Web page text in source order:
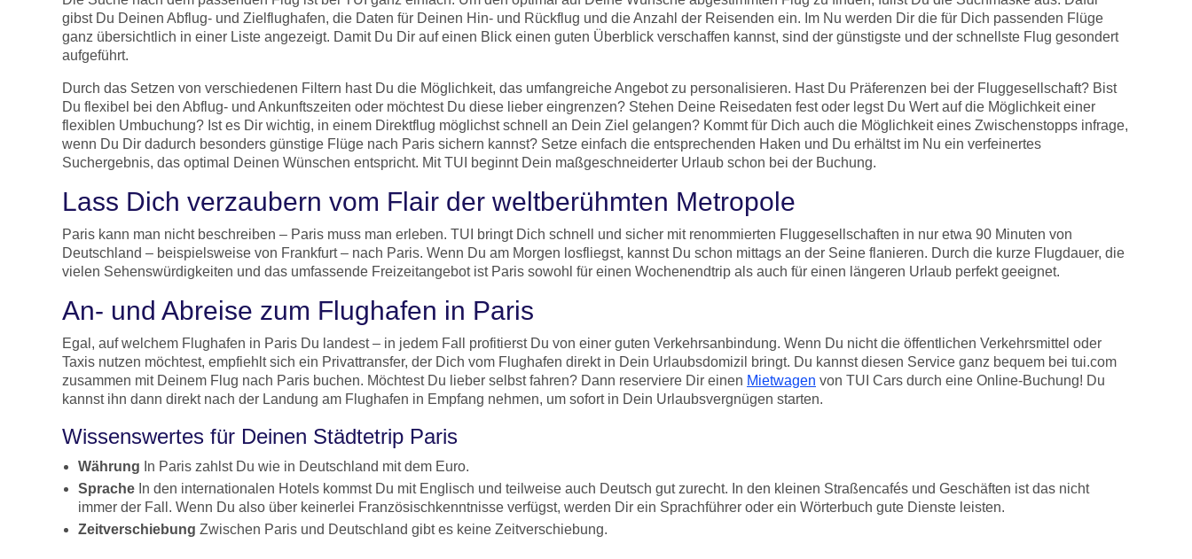
gibst Du Deinen Abflug- und Zielflughafen, die Daten für Deinen Hin- und Rückflug und die Anzahl der Reisenden ein. Im Nu werden Dir die für Dich passenden Flüge
ganz übersichtlich in einer Liste angezeigt. Damit Du Dir auf einen Blick einen guten Überblick verschaffen kannst, sind der günstigste und der schnellste Flug gesondert
aufgeführt.
Durch das Setzen von verschiedenen Filtern hast Du die Möglichkeit, das umfangreiche Angebot zu personalisieren. Hast Du Präferenzen bei der Fluggesellschaft? Bist
Du flexibel bei den Abflug- und Ankunftszeiten oder möchtest Du diese lieber eingrenzen? Stehen Deine Reisedaten fest oder legst Du Wert auf die Möglichkeit einer
flexiblen Umbuchung? Ist es Dir wichtig, in einem Direktflug möglichst schnell an Dein Ziel gelangen? Kommt für Dich auch die Möglichkeit eines Zwischenstopps infrage,
wenn Du Dir dadurch besonders günstige Flüge nach Paris sichern kannst? Setze einfach die entsprechenden Haken und Du erhältst im Nu ein verfeinertes
Suchergebnis, das optimal Deinen Wünschen entspricht. Mit TUI beginnt Dein maßgeschneiderter Urlaub schon bei der Buchung.
Lass Dich verzaubern vom Flair der weltberühmten Metropole
Paris kann man nicht beschreiben – Paris muss man erleben. TUI bringt Dich schnell und sicher mit renommierten Fluggesellschaften in nur etwa 90 Minuten von
Deutschland – beispielsweise von Frankfurt – nach Paris. Wenn Du am Morgen losfliegst, kannst Du schon mittags an der Seine flanieren. Durch die kurze Flugdauer, die
vielen Sehenswürdigkeiten und das umfassende Freizeitangebot ist Paris sowohl für einen Wochenendtrip als auch für einen längeren Urlaub perfekt geeignet.
An- und Abreise zum Flughafen in Paris
Egal, auf welchem Flughafen in Paris Du landest – in jedem Fall profitierst Du von einer guten Verkehrsanbindung. Wenn Du nicht die öffentlichen Verkehrsmittel oder
Taxis nutzen möchtest, empfiehlt sich ein Privattransfer, der Dich vom Flughafen direkt in Dein Urlaubsdomizil bringt. Du kannst diesen Service ganz bequem bei tui.com
zusammen mit Deinem Flug nach Paris buchen. Möchtest Du lieber selbst fahren? Dann reserviere Dir einen Mietwagen von TUI Cars durch eine Online-Buchung! Du
kannst ihn dann direkt nach der Landung am Flughafen in Empfang nehmen, um sofort in Dein Urlaubsvergnügen starten.
Wissenswertes für Deinen Städtetrip Paris
Währung In Paris zahlst Du wie in Deutschland mit dem Euro.
Sprache In den internationalen Hotels kommst Du mit Englisch und teilweise auch Deutsch gut zurecht. In den kleinen Straßencafés und Geschäften ist das nicht
immer der Fall. Wenn Du also über keinerlei Französischkenntnisse verfügst, werden Dir ein Sprachführer oder ein Wörterbuch gute Dienste leisten.
Zeitverschiebung Zwischen Paris und Deutschland gibt es keine Zeitverschiebung.